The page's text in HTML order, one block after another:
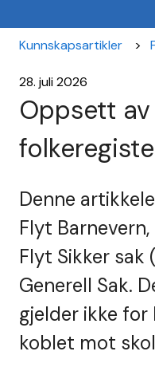
Kunnskapsartikler
28. juli 2026
Oppsett av
Denne
Flyt
Flyt Sikker sak
Generell Sak.
gjelder ikke for
koblet mot